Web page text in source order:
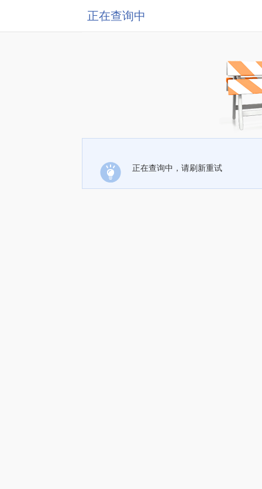
正在查询中
正在查询中，请刷新重试